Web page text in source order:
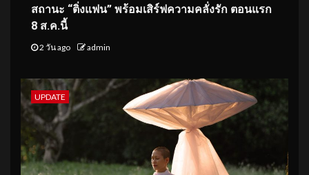
สถานะ “ติ่งแฟน” พร้อมเสิร์ฟความคลั่งรัก ตอนแรก
8 ส.ค.นี้
2 วัน ago admin
UPDATE